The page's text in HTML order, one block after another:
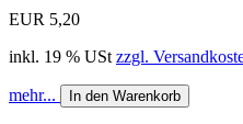
EUR 5,20
inkl. 19 % USt zzgl.
mehr... In den Warenkorb